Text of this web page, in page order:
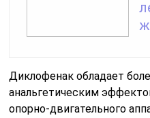
Диклофенак обладает
анальгетическим
опорно-двигательного